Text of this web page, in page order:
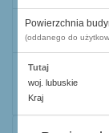
Powierzchnia
(oddanego do
Tutaj
woj. lubuskie
Kraj